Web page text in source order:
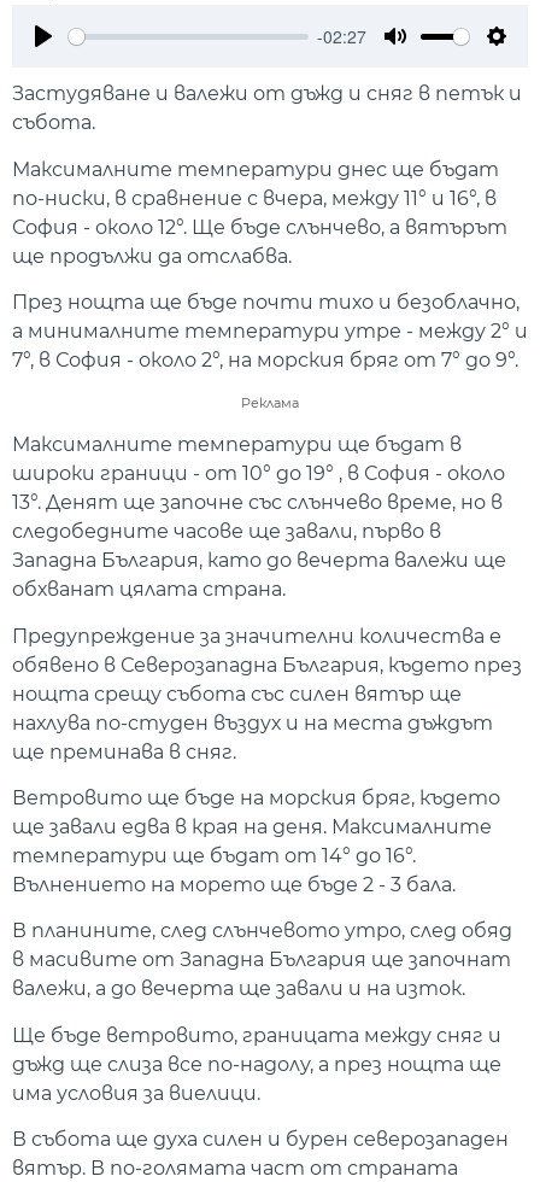
-02:27
Застудяване и валежи от дъжд и сняг в петък и
събота.
Максималните температури днес ще бъдат
по-ниски, в сравнение с вчера, между 11° и 16°, в
София - около 12°. Ще бъде слънчево, а вятърът
ще продължи да отслабва.
През нощта ще бъде почти тихо и безоблачно,
а минималните температури утре - между 2° и
7°, в София - около 2°, на морския бряг от 7° до 9°.
Реклама
Максималните температури ще бъдат в
широки граници - от 10° до 19° , в София - около
13°. Денят ще започне със слънчево време, но в
следобедните часове ще завали, първо в
Западна България, като до вечерта валежи ще
обхванат цялата страна.
Предупреждение за значителни количества е
обявено в Северозападна България, където през
нощта срещу събота със силен вятър ще
нахлува по-студен въздух и на места дъждът
ще преминава в сняг.
Ветровито ще бъде на морския бряг, където
ще завали едва в края на деня. Максималните
температури ще бъдат от 14° до 16°.
Вълнението на морето ще бъде 2 - 3 бала.
В планините, след слънчевото утро, след обяд
в масивите от Западна България ще започнат
валежи, а до вечерта ще завали и на изток.
Ще бъде ветровито, границата между сняг и
дъжд ще слиза все по-надолу, а през нощта ще
има условия за виелици.
В събота ще духа силен и бурен северозападен
вятър. В по-голямата част от страната